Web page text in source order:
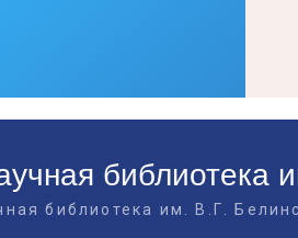
библиотека
библиотека им. В.Г.